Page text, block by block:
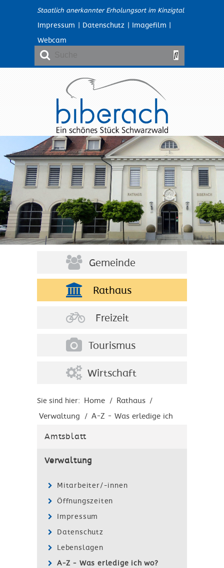
Staatlich anerkannter Erholungsort im Kinzigtal
Impressum | Datenschutz | Imagefilm |
Webcam
Gemeinde
Rathaus
Freizeit
Tourismus
Wirtschaft
Sie sind hier: Home / Rathaus /
Verwaltung / A-Z - Was erledige ich
Amtsblatt
Verwaltung
Mitarbeiter/-innen
Öffnungszeiten
Impressum
Datenschutz
Lebenslagen
A-Z - Was erledige ich wo?